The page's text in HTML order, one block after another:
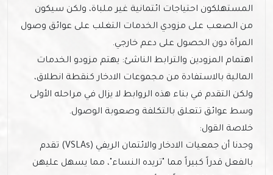
المستهلكون احتياجات ائتمانية غير ملباة، ولكن سيكون
من الصعب على مزودي الخدمات التغلب على عوائق وصول
المرأة دون الحصول على دعم خارجي.
اهتمام المزودين والترابط الناشئ: يهتم مزودو الخدمات
المالية بالاستفادة من مجموعات الادخار كنقطة انطلاق،
ولكن التقدم في بناء هذه الروابط لا يزال في مراحله الأولى
وسط عوائق تتعلق بالتكلفة وصعوبة الوصول.
خلاصة القول:
وجدنا أن جمعيات الادخار والائتمان الريفي (VSLAs) تقدم
بالفعل قدراً كبيراً مما "تريده النساء"، مما يسهل عليهن